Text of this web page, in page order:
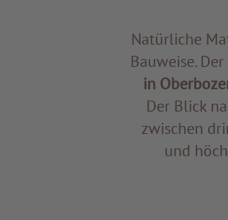
Natürliche
Bauweise.
in
Der Blick
zwischen
und